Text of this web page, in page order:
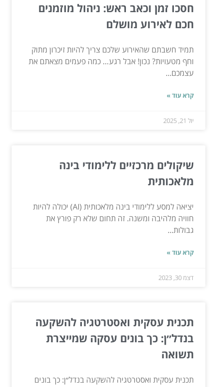
חסכו זמן וכאב ראש: ניהול מוזמנים
חכם לאירוע מושלם
תמיד חשבתם שהאירוע שלכם צריך להיות זיכרון מתוק
וחף מטעויות? נכון! אבל רגע… כמה פעמים מצאתם את
עצמכם...
קרא עוד »
יול 21, 2025
שיקולים מרכזיים ללימודי בינה
מלאכותית
יציאה למסע ללימודי בינה מלאכותית (AI) יכולה להיות
חוויה מלהיבה ומשנה. זה תחום שלא רק פורץ את
גבולות...
קרא עוד »
דצמ 30, 2023
תכנית עסקית ואסטרטגיה להשקעה
בנדל״ן: כך בונים עסקה שמייצרת
תשואה
תכנית עסקית ואסטרטגיה להשקעה בנדל״ן: כך בונים